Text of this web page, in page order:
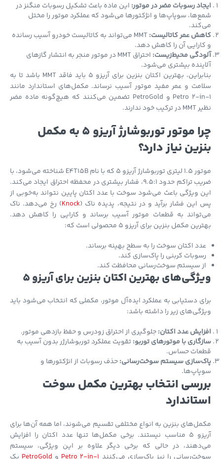
رسوبات مضر در موتور:این ماده باعث تشکیل رسوبات منگنز در
سوپاپ‌ها و انژکتورها می‌شود که عملکرد موتور را مختل
عمر کاتالیست:
MMT می‌تواند به کاتالیست خودرو آسیب رسانده
آن را کاهش دهد.
محیط‌زیست:
احتراق MMT در موتور منجر به انتشار گازهای
بیشتری می‌شود.
بنابراین، بهترین اکتان بنزین برای آریزو 5 باید فاقد MMT باشد تا به
و عمر مفید موتور آسیب نرساند. مکمل‌های استاندارد مانند
Petro 2-in-1 و PetroGold تضمین می‌کنند که هیچ‌گونه ماده مضر
چرا موتور توربوشارژ آریزو 5 به مکمل
نیاز دارد؟
موتور 1.5 لیتری توربوشارژ آریزو 5 که با نام E4T15B شناخته می‌شود، با
ضریب تراکم حدود 9.5:1، فشار بیشتری در محفظه احتراق ایجاد می‌کند.
ویژگی باعث می‌شود سوخت با عدد اکتان پایین نتواند به‌خوبی از
این فشار برآید و در نتیجه، پدیده ناک ( Knock) رخ می‌دهد. ناک
به قطعات موتور آسیب برساند و کارایی را کاهش دهد.
مکمل بنزین برای آریزو 5 محصولی است که:
اکتان سوخت را به سطح بهینه برساند.
کربنی را پاک‌سازی کند.
سیستم سوخت‌رسانی محافظت کند.
بهترین اکتان بنزین برای آریزو 5
دستیابی به عملکرد ایده‌آل موتور، مکملی که انتخاب می‌شود باید
زیر را داشته باشد:
عدد اکتان:جلوگیری از احتراق زودرس و حفظ بازدهی موتور.
با موتورهای توربو:تقویت عملکرد توربوشارژر بدون آسیب به
حساس.
سیستم سوخت‌رسانی:حذف رسوبات از انژکتورها و
انتخاب بهترین مکمل سوخت
بنزین به انواع مختلفی تقسیم می‌شوند، اما همه آن‌ها برای
آریزو 5 مناسب نیستند. برخی مکمل‌ها تنها عدد اکتان را افزایش
در حالی که برخی دیگر علاوه بر این ویژگی، سیستم